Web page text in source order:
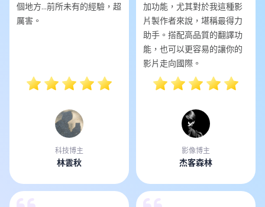
個地方...前所未有的經驗，超
厲害。
科技博主
林雲秋
加功能，尤其對於我這種影
片製作者來說，堪稱最得力
助手。搭配高品質的翻譯功
能，也可以更容易的讓你的
影片走向國際。
影像博主
杰客森林